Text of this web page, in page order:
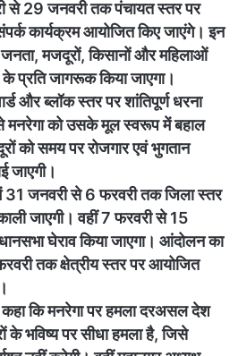
से 29 जनवरी तक पंचायत स्तर पर
कार्यक्रम आयोजित किए जाएंगे। इन
जनता, मजदूरों, किसानों और महिलाओं
प्रति जागरूक किया जाएगा।
और ब्लॉक स्तर पर शांतिपूर्ण धरना
मनरेगा को उसके मूल स्वरूप में बहाल
को समय पर रोजगार एवं भुगतान
जाएगी।
31 जनवरी से 6 फरवरी तक जिला स्तर
जाएगी। वहीं 7 फरवरी से 15
घेराव किया जाएगा। आंदोलन का
तक क्षेत्रीय स्तर पर आयोजित
कहा कि मनरेगा पर हमला दरअसल देश
के भविष्य पर सीधा हमला है, जिसे